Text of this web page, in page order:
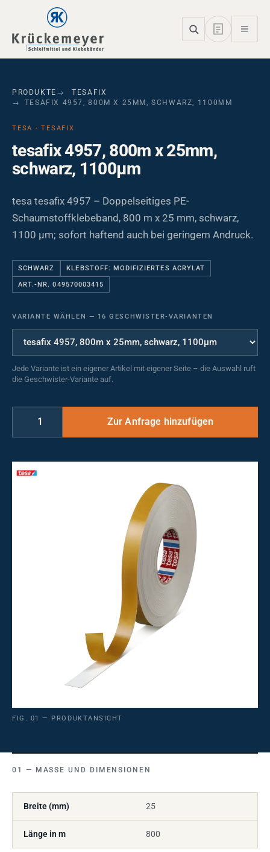
Skip to main navigation
Skip to main content
Skip to page footer
PRODUKTE
TESAFIX
TESAFIX 4957, 800M X 25MM, SCHWARZ, 1100ΜM
TESA · TESAFIX
tesafix 4957, 800m x 25mm,
schwarz, 1100µm
tesa tesafix 4957 – Doppelseitiges PE-
Schaumstoffklebeband, 800 m x 25 mm, schwarz,
1100 µm; sofort haftend auch bei geringem Andruck.
SCHWARZ KLEBSTOFF: MODIFIZIERTES ACRYLAT
ART.-NR. 049570003415
VARIANTE WÄHLEN — 16 GESCHWISTER-VARIANTEN
Jede Variante ist ein eigener Artikel mit eigener Seite – die Auswahl ruft
die Geschwister-Variante auf.
FIG. 01 — PRODUKTANSICHT
MASSE UND DIMENSIONEN
Breite (mm) 25
Länge in m 800